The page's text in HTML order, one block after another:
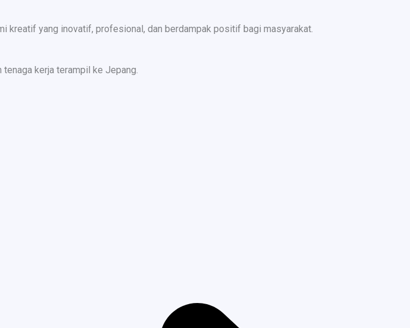
kreatif yang inovatif, profesional, dan berdampak positif bagi masyarakat.
kerja terampil ke Jepang.